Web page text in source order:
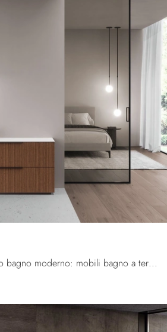
Scopri di più sull'arredo bagno moderno: mobili bagno a terra in melaminico come il modello M1 System 142 di Baxar ti aspettano.